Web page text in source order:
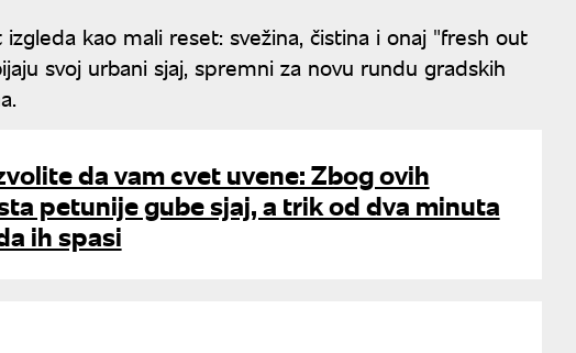
kao mali reset: svežina, čistina i onaj "fresh out
svoj urbani sjaj, spremni za novu rundu gradskih
da vam cvet uvene: Zbog ovih
petunije gube sjaj, a trik od dva minuta
ih spasi